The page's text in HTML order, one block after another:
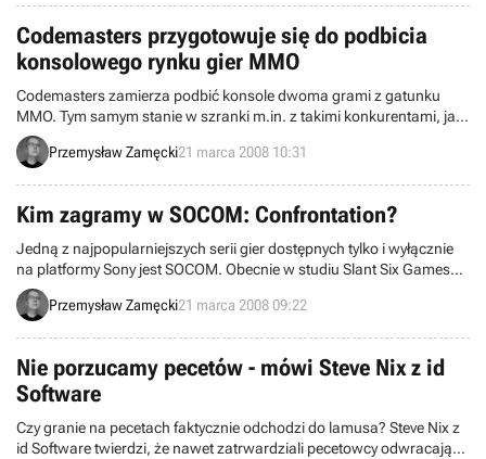
Codemasters przygotowuje się do podbicia
konsolowego rynku gier MMO
Codemasters zamierza podbić konsole dwoma grami z gatunku
MMO. Tym samym stanie w szranki m.in. z takimi konkurentami, jak
The Agency (Sony), Age of Conan: Hyborian Adventures (Funcom) i
tajemniczy projekt koreańskiego NCSoftu.
Przemysław Zamęcki21 marca 2008 10:31
Kim zagramy w SOCOM: Confrontation?
Jedną z najpopularniejszych serii gier dostępnych tylko i wyłącznie
na platformy Sony jest SOCOM. Obecnie w studiu Slant Six Games
produkowana jest z myślą o posiadaczach PS3 najnowsza odsłona
zatytułowana Confrontation. Zanim jednak weźmiemy do ręki pada,
Przemysław Zamęcki21 marca 2008 09:22
Nie porzucamy pecetów - mówi Steve Nix z id
Software
Czy granie na pecetach faktycznie odchodzi do lamusa? Steve Nix z
id Software twierdzi, że nawet zatrwardziali pecetowcy odwracają